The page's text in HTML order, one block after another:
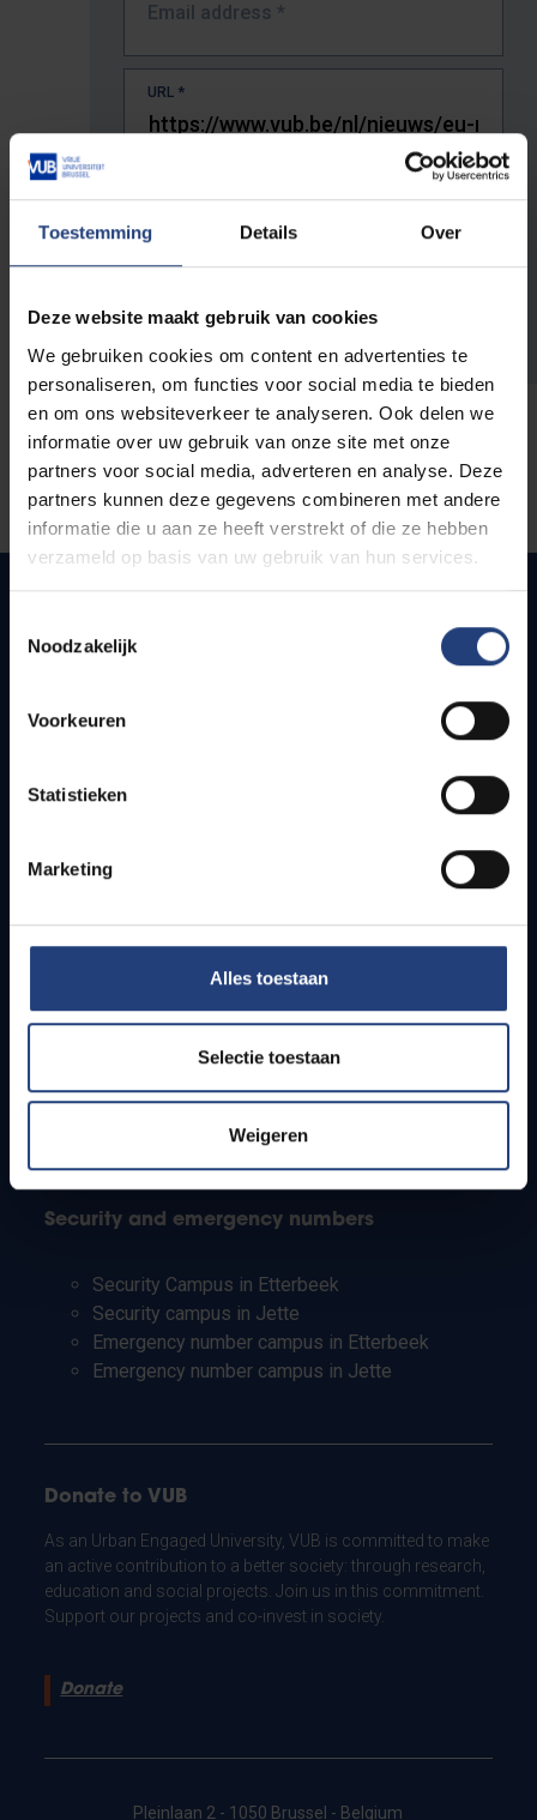
Toestemming Details Over
Deze website maakt gebruik van cookies
We gebruiken cookies om content en advertenties te
personaliseren, om functies voor social media te bieden
en om ons websiteverkeer te analyseren. Ook delen we
informatie over uw gebruik van onze site met onze
partners voor social media, adverteren en analyse. Deze
partners kunnen deze gegevens combineren met andere
informatie die u aan ze heeft verstrekt of die ze hebben
verzameld op basis van uw gebruik van hun services.
Noodzakelijk
Voorkeuren
Statistieken
Marketing
Alles toestaan
Selectie toestaan
Weigeren
Email address *
URL *
The full URL of the page where you encountered the error.
Quick links
How to get to the VUB campuses
Students
PhD students
Teachers and secondary schools
Working students
Security and emergency numbers
Security Campus in Etterbeek
Security campus in Jette
Emergency number campus in Etterbeek
Emergency number campus in Jette
Donate to VUB
As an Urban Engaged University, VUB is committed to make
an active contribution to a better society: through research,
education and social projects. Join us in this commitment.
Support our projects and co-invest in society.
Donate
Pleinlaan 2 - 1050 Brussel - Belgium